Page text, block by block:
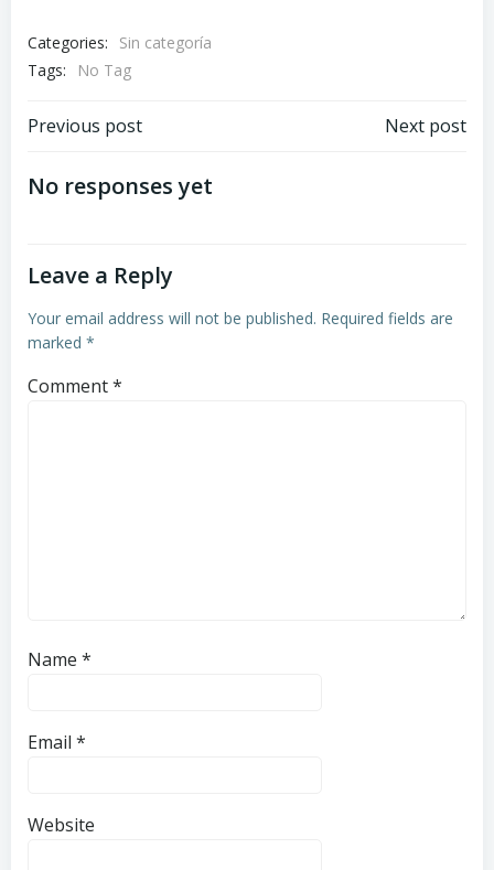
Categories:
Sin categoría
Tags:
No Tag
Post
navigation
Previous post Next post
No responses yet
Leave a Reply
Your email address will not be published. Required fields are
marked *
Comment*
Name *
Email *
Website